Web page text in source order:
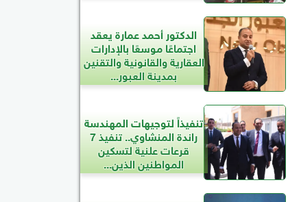
الدكتور أحمد عمارة يعقد
اجتماعًا موسعًا بالإدارات
العقارية والقانونية والتقنين
بمدينة العبور...
تنفيذاً لتوجيهات المهندسة
راندة المنشاوي.. تنفيذ 7
قرعات علنية لتسكين
المواطنين الذين...